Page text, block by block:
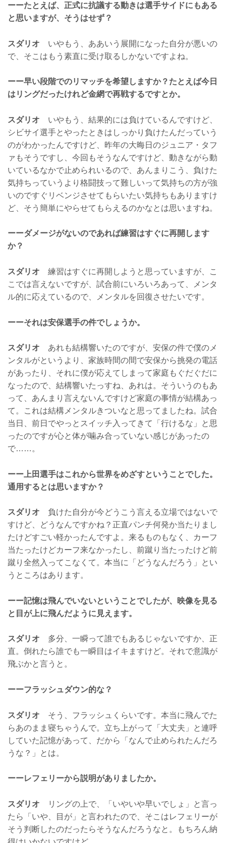
ーーたとえば、正式に抗議する動きは選手サイドにもある
と思いますが、そうはせず？
スダリオ いやもう、ああいう展開になった自分が悪いの
で、そこはもう素直に受け取るしかないですよね。
ーー早い段階でのリマッチを希望しますか？たとえば今日
はリングだったけれど金網で再戦するですとか。
スダリオ いやもう、結果的には負けているんですけど、
シビサイ選手とやったときはしっかり負けたんだっていう
のがわかったんですけど、昨年の大晦日のジュニア・タフ
ァもそうですし、今回もそうなんですけど、動きながら動
いているなかで止められいるので、あんまりこう、負けた
気持ちっていうより格闘技って難しいって気持ちの方が強
いのですぐリベンジさせてもらいたい気持ちもありますけ
ど、そう簡単にやらせてもらえるのかなとは思いますね。
ーーダメージがないのであれば練習はすぐに再開します
か？
スダリオ 練習はすぐに再開しようと思っていますが、こ
こでは言えないですが、試合前にいろいろあって、メンタ
ル的に応えているので、メンタルを回復させたいです。
ーーそれは安保選手の件でしょうか。
スダリオ あれも結構響いたのですが、安保の件で僕のメ
ンタルがというより、家族時間の間で安保から挑発の電話
があったり、それに僕が応えてしまって家庭もぐだぐだに
なったので、結構響いたっすね、あれは。そういうのもあ
って、あんまり言えないんですけど家庭の事情が結構あっ
て。これは結構メンタルきついなと思ってましたね。試合
当日、前日でやっとスイッチ入ってきて「行けるな」と思
ったのですが心と体が噛み合っていない感じがあったの
で……。
ーー上田選手はこれから世界をめざすということでした。
通用するとは思いますか？
スダリオ 負けた自分が今どうこう言える立場ではないで
すけど、どうなんですかね？正直パンチ何発か当たりまし
たけどすごい軽かったんですよ。来るものもなく、カーフ
当たったけどカーフ来なかったし、前蹴り当たったけど前
蹴り全然入ってこなくて。本当に「どうなんだろう」とい
うところはあります。
ーー記憶は飛んでいないということでしたが、映像を見る
と目が上に飛んだように見えます。
スダリオ 多分、一瞬って誰でもあるじゃないですか、正
直。倒れたら誰でも一瞬目はイキますけど。それで意識が
飛ぶかと言うと。
ーーフラッシュダウン的な？
スダリオ そう、フラッシュくらいです。本当に飛んでた
らあのまま寝ちゃうんで。立ち上がって「大丈夫」と連呼
していた記憶があって、だから「なんで止められたんだろ
うな？」とは。
ーーレフェリーから説明がありましたか。
スダリオ リングの上で、「いやいや早いでしょ」と言っ
たら「いや、目が」と言われたので、そこはレフェリーが
そう判断したのだったらそうなんだろうなと。もちろん納